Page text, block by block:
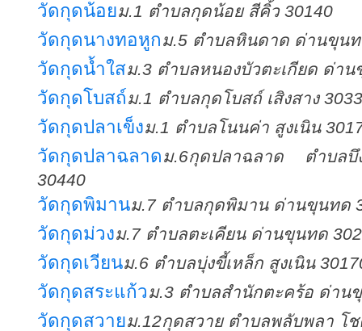
วัดกุดน้อยม.1 ตำบลกุดน้อย สีคิ้ว 30140
วัดกุดนางทอหูกม.5 ตำบลหินดาด ด่านขุนท
วัดกุดน้ำใสม.3 ตำบลหนองบัวตะเกียด ด่าน
วัดกุดโบสถ์ม.1 ตำบลกุดโบสถ์ เสิงสาง
วัดกุดปลาเข็งม.1 ตำบลโนนค่า สูงเนิน
วัดกุดปลาฉลาดม.6กุดปลาฉลาด ตำบลบึ
30440
วัดกุดพิมานม.7 ตำบลกุดพิมาน ด่านขุนทด
วัดกุดม่วงม.7 ตำบลตะเคียน ด่านขุนทด
วัดกุดเวียนม.6 ตำบลบุ่งขี้เหล็ก สูงเนิน
วัดกุดสระแก้วม.3 ตำบลสำนักตะคร้อ ด่าน
วัดกุดสวายม.12กุดสวาย ตำบลพลับพลา โ